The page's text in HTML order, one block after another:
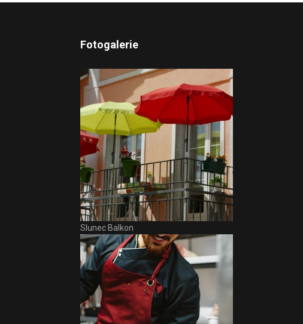
Fotogalerie
Slunec Balkon